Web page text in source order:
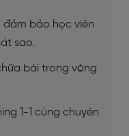
đảm bảo học viên
sao.
bài trong vòng
1-1 cùng chuyên